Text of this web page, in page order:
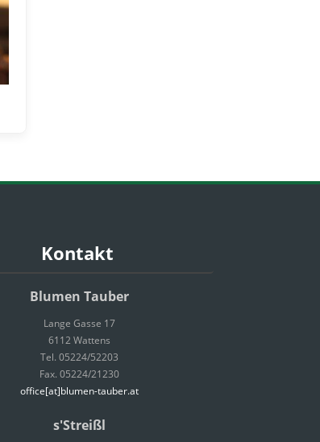
Kontakt
Blumen Tauber
Lange Gasse 17
6112 Wattens
Tel. 05224/52203
Fax. 05224/21230
office[at]blumen-tauber.at
s'Streißl